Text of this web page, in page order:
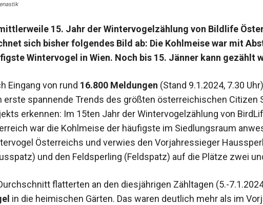
15. Jahr der Wintervogelzählung von Bildlife
sich bisher folgendes Bild ab: Die Kohlmeise war mit
Wintervogel in Wien. Noch bis 15. Jänner kann gezählt
Eingang von rund 16.800 Meldungen (Stand 9.1.2024, 7.30
erste spannende Trends des größten österreichischen Citizen
erkennen: Im 15ten Jahr der Wintervogelzählung von
war die Kohlmeise der häufigste im Siedlungsraum
Österreichs und verwies den Vorjahressieger
und den Feldsperling (Feldspatz) auf die Plätze zwei
flatterten an den diesjährigen Zähltagen (5.-
in die heimischen Gärten. Das waren deutlich mehr als im